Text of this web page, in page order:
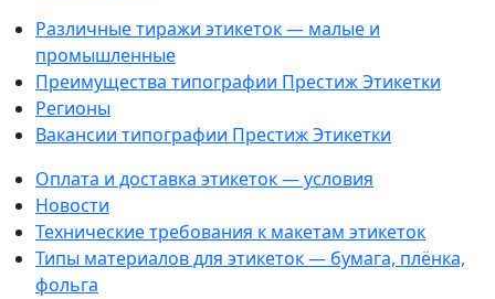
Различные тиражи этикеток — малые и
промышленные
Преимущества типографии Престиж Этикетки
Регионы
Вакансии типографии Престиж Этикетки
Оплата и доставка этикеток — условия
Новости
Технические требования к макетам этикеток
Типы материалов для этикеток — бумага, плёнка,
фольга